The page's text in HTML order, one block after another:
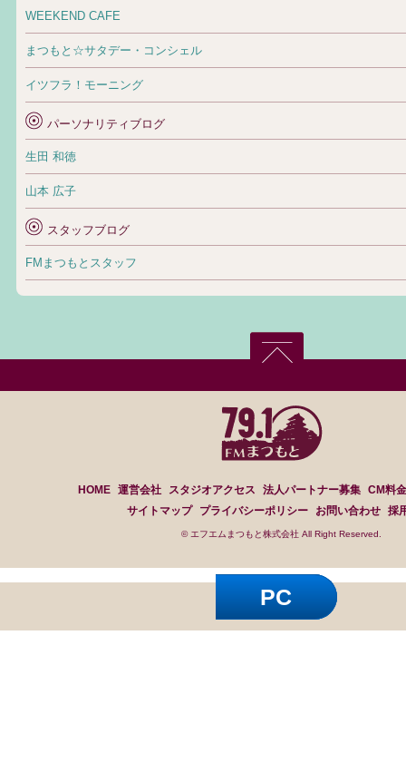
WEEKEND CAFE
まつもと☆サタデー・コンシェル
イツフラ！モーニング
パーソナリティブログ
生田 和徳
山本 広子
スタッフブログ
FMまつもとスタッフ
HOME 運営会社 スタジオアクセス 法人パートナー募集 CM料
サイトマップ
プライバシーポリシー お問い合わせ 採
© エフエムまつもと株式会社 All Right Reserved.
PC